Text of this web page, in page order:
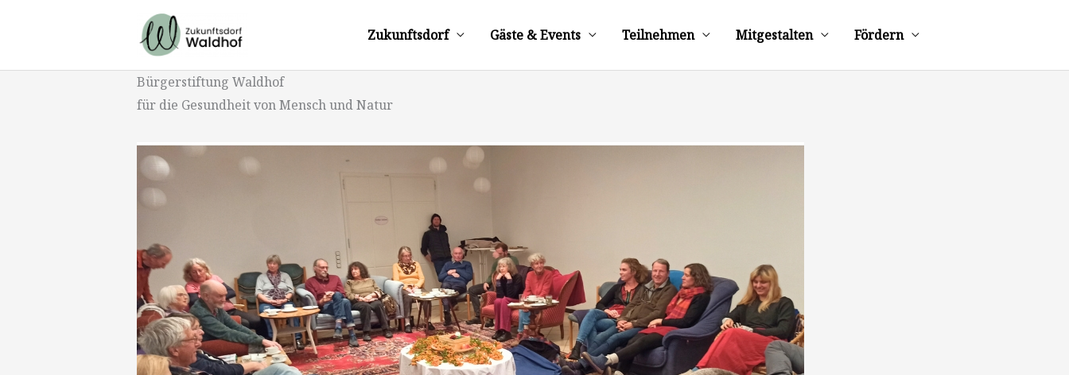
Zukunftsdorf Gäste & Events Teilnehmen Mitgestalten Fördern
Bürgerstiftung Waldhof
für die Gesundheit von Mensch und Natur